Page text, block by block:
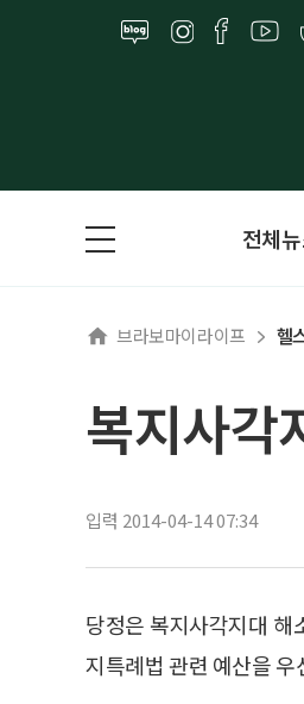
전체
브라보마이라이프 헬
복지사각
입력 2014-04-14 07:34
당정은 복지사각지대 해
지특례법 관련 예산을